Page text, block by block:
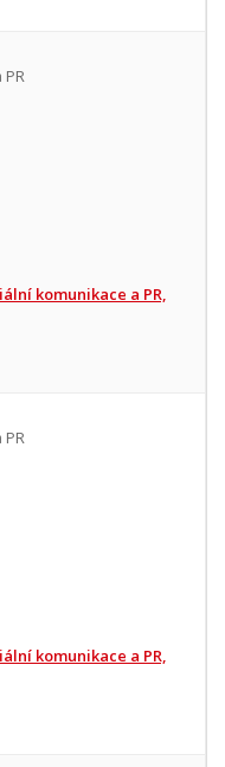
komunikace a PR,
komunikace a PR,